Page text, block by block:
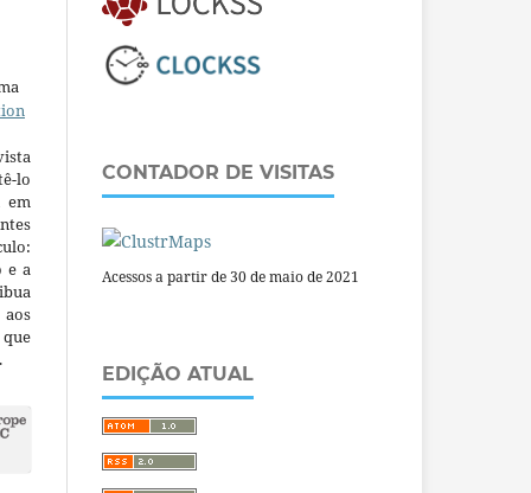
lo
em
e a
CONTADOR DE VISITAS
Acessos a partir de 30 de maio de 2021
EDIÇÃO ATUAL